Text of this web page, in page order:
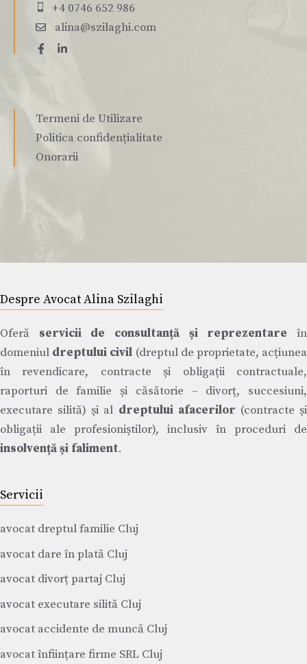
+4 0746 652 986
alina@szilaghi.com
Termeni de Utilizare
Politica confidențialitate
Onorarii
Despre Avocat Alina Szilaghi
Oferă servicii de consultanță și reprezentare în
domeniul dreptului civil (dreptul de proprietate, acțiunea
în revendicare, contracte și obligații contractuale,
raporturi de familie și căsătorie – divorț, succesiuni,
executare silită) și al dreptului afacerilor (contracte și
obligații ale profesioniștilor), inclusiv în proceduri de
insolvență și faliment.
Servicii
avocat dreptul familie Cluj
avocat dare în plată Cluj
avocat divorț partaj Cluj
avocat executare silită Cluj
avocat accidente de muncă Cluj
avocat înființare firme SRL Cluj